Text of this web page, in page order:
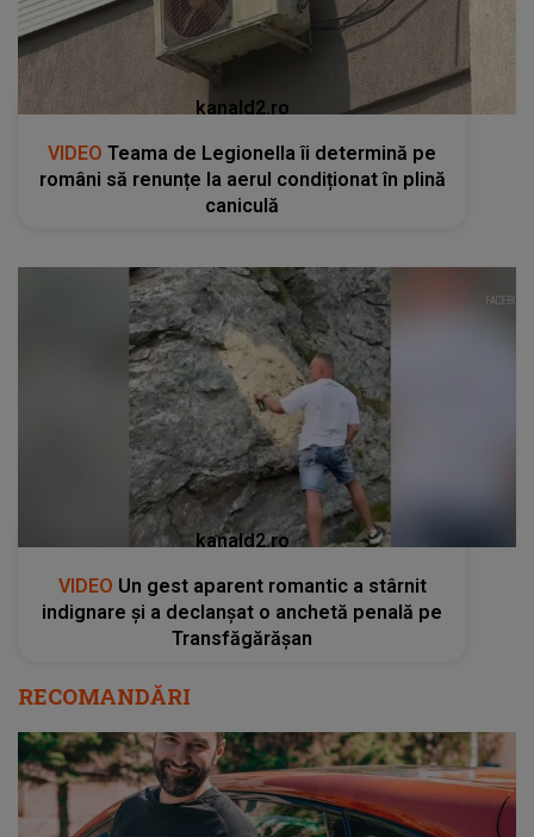
kanald2.ro
VIDEO Teama de Legionella îi determină pe
români să renunțe la aerul condiționat în plină
caniculă
kanald2.ro
VIDEO Un gest aparent romantic a stârnit
indignare și a declanșat o anchetă penală pe
Transfăgărășan
RECOMANDĂRI